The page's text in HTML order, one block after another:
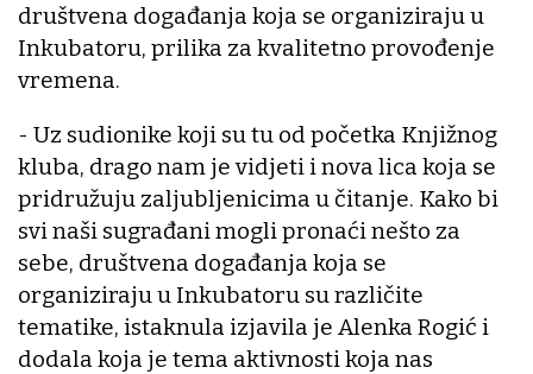
društvena događanja koja se organiziraju u
Inkubatoru, prilika za kvalitetno provođenje
vremena.
- Uz sudionike koji su tu od početka Knjižnog
kluba, drago nam je vidjeti i nova lica koja se
pridružuju zaljubljenicima u čitanje. Kako bi
svi naši sugrađani mogli pronaći nešto za
sebe, društvena događanja koja se
organiziraju u Inkubatoru su različite
tematike, istaknula izjavila je Alenka Rogić i
dodala koja je tema aktivnosti koja nas